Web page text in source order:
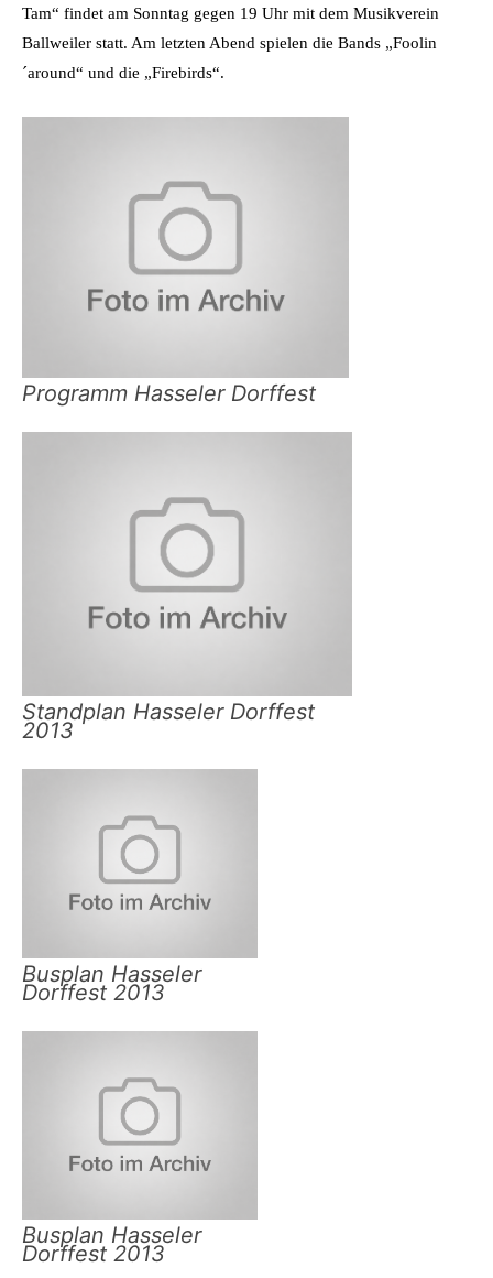
Tam“ findet am Sonntag gegen 19 Uhr mit dem Musikverein
Ballweiler statt. Am letzten Abend spielen die Bands „Foolin
´around“ und die „Firebirds“.
Programm Hasseler Dorffest
Standplan Hasseler Dorffest
2013
Busplan Hasseler
Dorffest 2013
Busplan Hasseler
Dorffest 2013